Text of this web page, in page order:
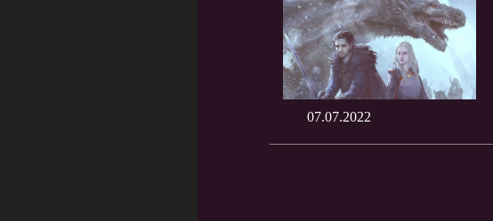
07.07.2022